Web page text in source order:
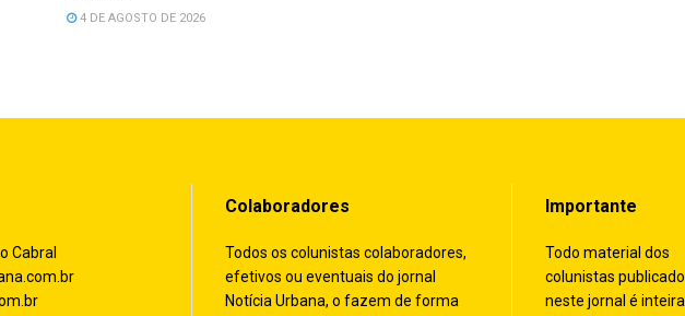
4 DE AGOSTO DE 2026
Cabral
Colaboradores
Todos os colunistas colaboradores,
efetivos ou eventuais do jornal
Notícia Urbana, o fazem de forma
Importante
Todo material dos
colunistas publicado
neste jornal é inteira